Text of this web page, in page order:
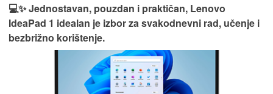
💻✨ Jednostavan, pouzdan i praktičan, Lenovo
IdeaPad 1 idealan je izbor za svakodnevni rad, učenje i
bezbrižno korištenje.